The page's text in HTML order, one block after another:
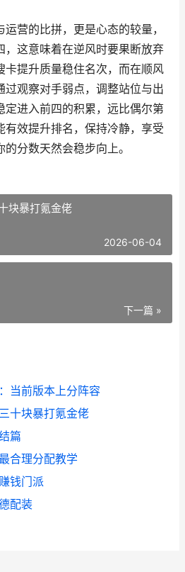
营的比拼，更是心态的较量，
，这意味着在逆风时要果断放弃
卡提升质量稳住名次，而在顺风
过观察对手弱点，调整站位与出
定进入前四的积累，远比偶尔第
有效提升排名，保持冷静，享受
分数天然会稳步向上。
块暴打氪金佬
2026-06-04
下一篇 »
当前版本上分阵容
十块暴打氪金佬
篇
合理分配教学
钱门派
配装